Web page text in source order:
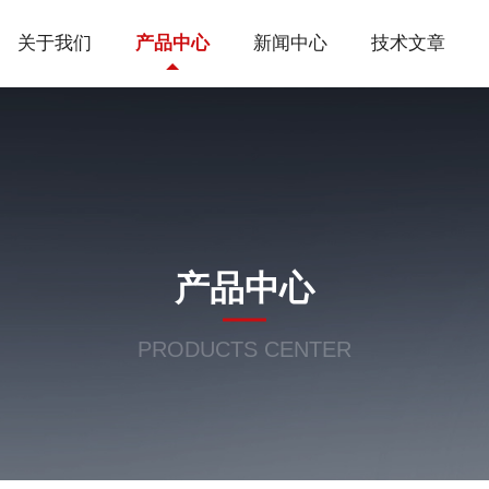
关于我们 产品中心 新闻中心 技术文章
产品中心
PRODUCTS CENTER